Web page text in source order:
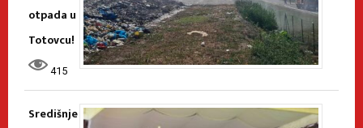
otpada u
Totovcu!
415
Središnje